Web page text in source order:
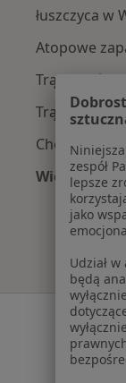
łuszczyca w
Atopowe
Trądzik
Trądzik w
Choroby
Więcej (15)
Więcej
zespół
lepsze
jako
Udział
będą